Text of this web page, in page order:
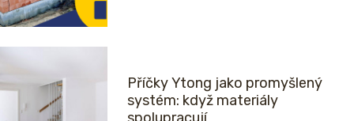
Příčky Ytong jako promyšlený
systém: když materiály